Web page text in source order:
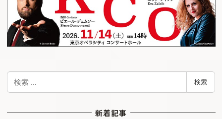
検索
新着記事